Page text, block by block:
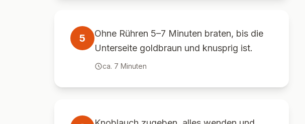
5
Ohne Rühren 5–7 Minuten braten, bis die
Unterseite goldbraun und knusprig ist.
ca. 7 Minuten